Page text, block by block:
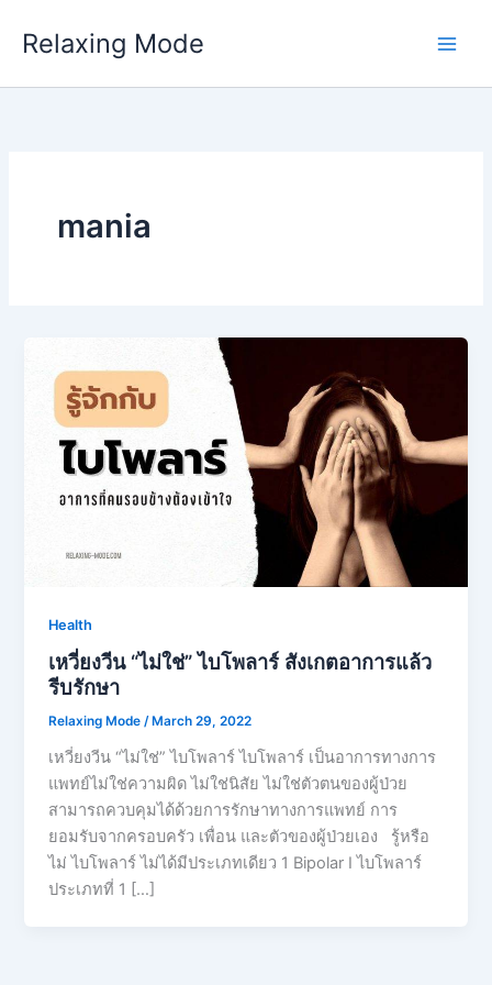
Relaxing Mode
mania
Health
เหวี่ยงวีน “ไม่ใช่” ไบโพลาร์ สังเกตอาการแล้ว
รีบรักษา
Relaxing Mode/ March 29, 2022
เหวี่ยงวีน “ไม่ใช่” ไบโพลาร์ ไบโพลาร์ เป็นอาการทางการ
แพทย์ไม่ใช่ความผิด ไม่ใช่นิสัย ไม่ใช่ตัวตนของผู้ป่วย
สามารถควบคุมได้ด้วยการรักษาทางการแพทย์ การ
ยอมรับจากครอบครัว เพื่อน และตัวของผู้ป่วยเอง รู้หรือ
ไม่ ไบโพลาร์ ไม่ได้มีประเภทเดียว 1 Bipolar I ไบโพลาร์
ประเภทที่ 1 […]